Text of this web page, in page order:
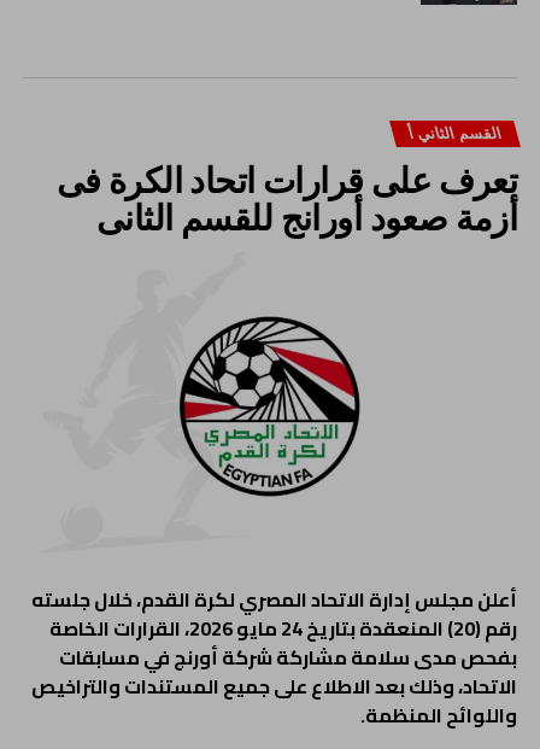
القسم الثاني أ
تعرف على قرارات اتحاد الكرة فى
أزمة صعود أورانج للقسم الثانى
أعلن مجلس إدارة الاتحاد المصري لكرة القدم، خلال جلسته
رقم (20) المنعقدة بتاريخ 24 مايو 2026، القرارات الخاصة
بفحص مدى سلامة مشاركة شركة أورنج في مسابقات
الاتحاد، وذلك بعد الاطلاع على جميع المستندات والتراخيص
واللوائح المنظمة.